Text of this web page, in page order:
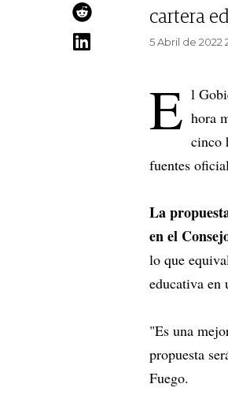
cartera
5 Abril de 2022
E l
hora
cinco
fuentes
La
en el
lo que
educativa en
"Es una
propuesta
Fuego.